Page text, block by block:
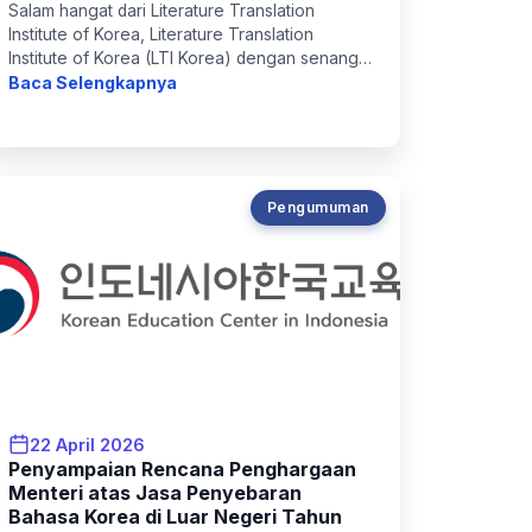
Salam hangat dari Literature Translation
Institute of Korea, Literature Translation
Institute of Korea (LTI Korea) dengan senang
hati mengumumkan akan dibukanya
Baca Selengkapnya
Pengumuman
22 April 2026
Penyampaian Rencana Penghargaan
Menteri atas Jasa Penyebaran
Bahasa Korea di Luar Negeri Tahun